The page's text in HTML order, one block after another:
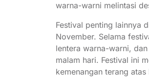
warna-warni melintasi
Festival penting lainnya
November. Selama
lentera warna-warni,
malam hari. Festival ini
kemenangan terang atas